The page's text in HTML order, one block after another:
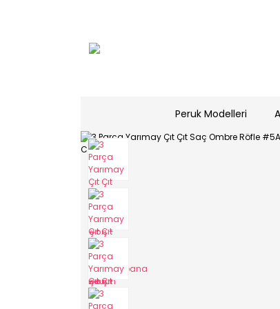
Peruk Modelleri